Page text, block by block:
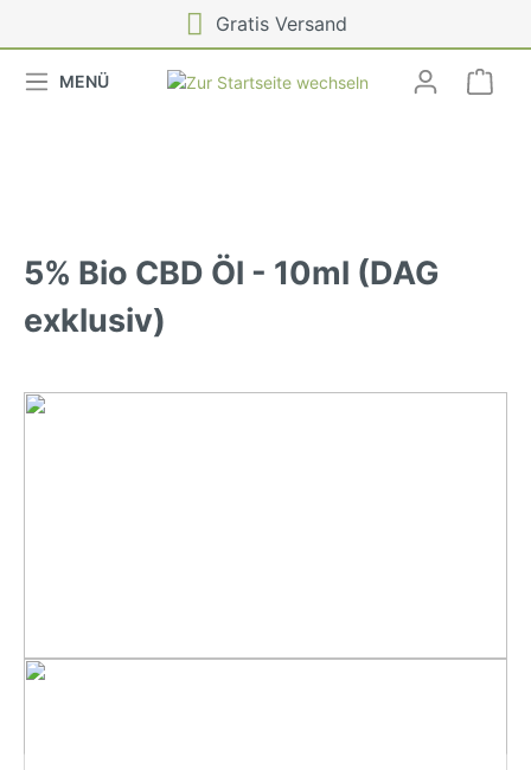
Gratis Versand
MENÜ
5% Bio CBD Öl - 10ml (DAG
exklusiv)